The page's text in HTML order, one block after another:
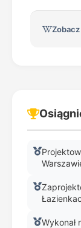
Zobacz
Wykonał